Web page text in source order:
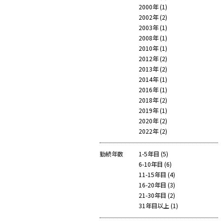
2000年 (1)
2002年 (2)
2003年 (1)
2008年 (1)
2010年 (1)
2012年 (2)
2013年 (2)
2014年 (1)
2016年 (1)
2018年 (2)
2019年 (1)
2020年 (2)
2022年 (2)
勤続年数 1-5年目 (5)
6-10年目 (6)
11-15年目 (4)
16-20年目 (3)
21-30年目 (2)
31年目以上 (1)